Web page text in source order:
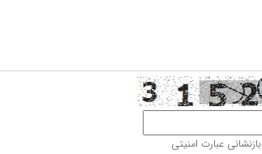
بازنشانی عبارت امنیتی